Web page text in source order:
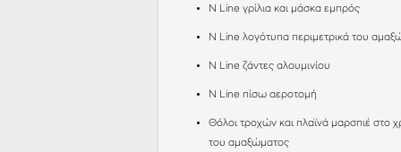
N Line γρίλια και μάσκα εμπρός
N Line λογότυπα περιμετρικά του
Ν Line ζάντες αλουμινίου
N Line πίσω αεροτομή
Θόλοι τροχών και πλαϊνά μαρσπιέ στο
του αμαξώματος